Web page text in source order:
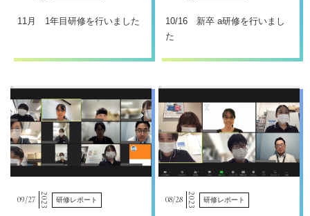
11月 1年目研修を行いました
10/16 新卒 a研修を行いまし
た
09/27 2023 研修レポート 08/28 2023 研修レポート